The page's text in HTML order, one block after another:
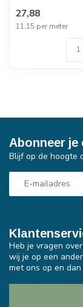
27,88
11,15 per meter
Heb je vragen
wij je op een
met ons op en
Abonneer je
Blijf op de hoogte